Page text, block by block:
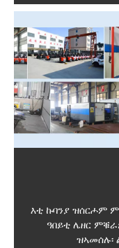
እቲ ኩባንያ ዝሰርሖም
ዓበይቲ ሌዘር
ዝኣመሰሉ፡